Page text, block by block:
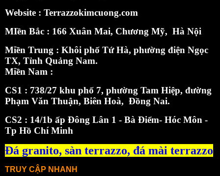
Website : Terrazzokimcuong.com
MIền Bắc : 166 Xuân Mai, Chương Mỹ, Hà Nội
Miền Trung : Khôi phố Tứ Hà, phường điện Ngọc
TX, Tỉnh Quảng Nam.
Miền Nam :
CS1 : 738/27 khu phố 7, phường Tam Hiệp, đường
Phạm Văn Thuận, Biên Hoà, Đồng Nai.
CS2 : 14/1b ấp Đông Lân 1 - Bà Điểm- Hóc Môn -
Tp Hồ Chí Minh
Đá granito, sàn terrazzo, đá mài terrazzo
TRUY CẬP NHANH